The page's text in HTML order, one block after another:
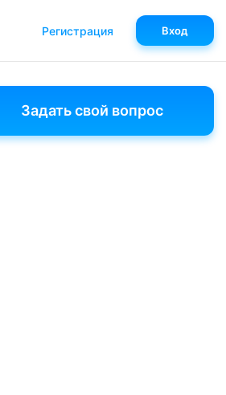
Задать свой вопрос
Регистрация Вход